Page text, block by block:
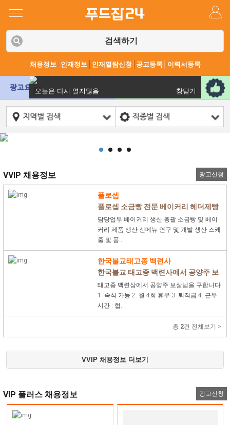
검색하기
채용정보 인재정보 인재열람신청 공고등록 이력서등록
오늘은 다시 열지않음 창닫기
VVIP 채용정보 광고신청
플로셉
플로셉 소금빵 전문 베이커리 헤더제빵
사 모집
담당업무 베이커리 생산 총괄 소금빵 및 베이
커리 제품 생산 신메뉴 연구 및 개발 생산 스케
줄 및 품..
한국불교태고종 백련사
한국불교 태고종 백련사에서 공양주 보
살님 모십니다.
태고종 백련상에서 공양주 보살님을 구합니다
1. 숙식 가능 2. 월 4회 휴무 3. 퇴직금 4. 근무
시간 : 협..
총 2건 전체보기 >
VVIP 채용정보 더보기
VIP 플러스 채용정보 광고신청